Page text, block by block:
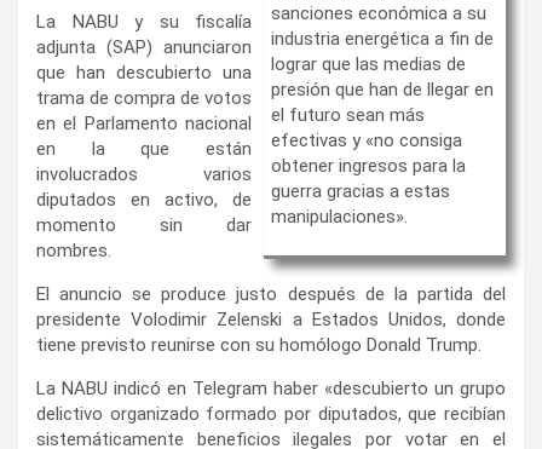
sanciones económica a su
industria energética a fin de
lograr que las medias de
presión que han de llegar en
el futuro sean más
efectivas y «no consiga
obtener ingresos para la
guerra gracias a estas
manipulaciones».
La NABU y su fiscalía
adjunta (SAP) anunciaron
que han descubierto una
trama de compra de votos
en el Parlamento nacional
en la que están
involucrados varios
diputados en activo, de
momento sin dar
nombres.
El anuncio se produce justo después de la partida del
presidente Volodimir Zelenski a Estados Unidos, donde
tiene previsto reunirse con su homólogo Donald Trump.
La NABU indicó en Telegram haber «descubierto un grupo
delictivo organizado formado por diputados, que recibían
sistemáticamente beneficios ilegales por votar en el